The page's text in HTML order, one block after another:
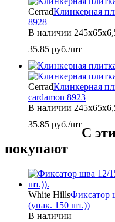
CerradКлинкерная
8928
В наличии
35.85 руб./шт
CerradКлинкерная
cardamon 8923
В наличии
35.85 руб./шт
С
покупают
White HillsФиксатор
(упак. 150 шт.))
В наличии